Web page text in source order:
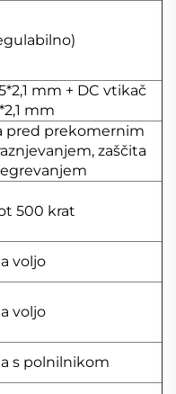
mm + DC vtikač
mm
pred prekomernim
zaščita
500 krat
voljo
voljo
s polnilnikom